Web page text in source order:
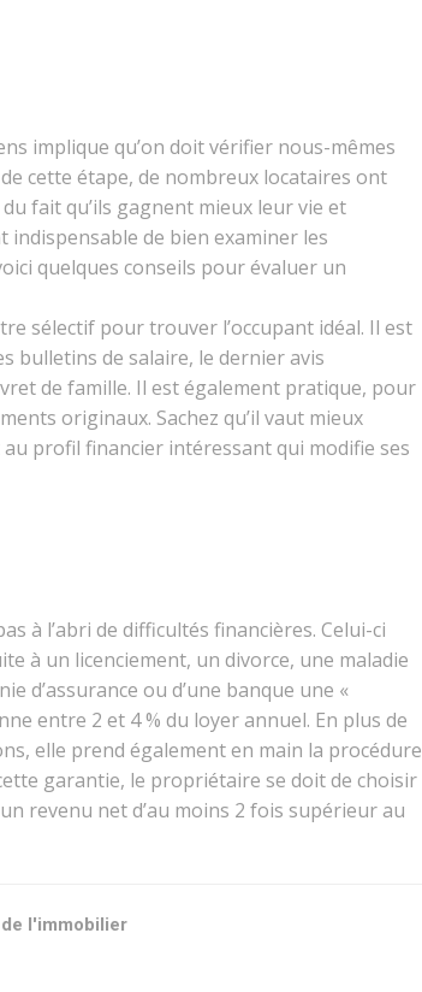
implique qu’on doit vérifier nous-mêmes
cette étape, de nombreux locataires ont
fait qu’ils gagnent mieux leur vie et
de bien examiner les
quelques conseils pour évaluer un
sélectif pour trouver l’occupant idéal. Il est
bulletins de salaire, le dernier avis
de famille. Il est également pratique, pour
originaux. Sachez qu’il vaut mieux
profil financier intéressant qui modifie ses
à l’abri de difficultés financières. Celui-ci
à un licenciement, un divorce, une maladie
d’assurance ou d’une banque une «
entre 2 et 4 % du loyer annuel. En plus de
elle prend également en main la procédure
garantie, le propriétaire se doit de choisir
revenu net d’au moins 2 fois supérieur au
l'immobilier